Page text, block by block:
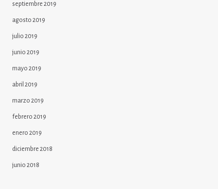
septiembre 2019
agosto 2019
julio 2019
junio 2019
mayo 2019
abril 2019
marzo 2019
febrero 2019
enero 2019
diciembre 2018
junio 2018